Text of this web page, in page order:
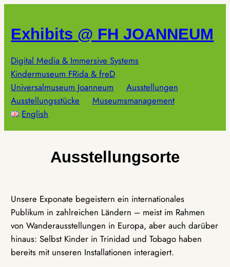
springen
Exhibits @ FH JOANNEUM
Digital Media & Immersive Systems
Kindermuseum FRida & freD
Universalmuseum Joanneum
Ausstellungen
Ausstellungsstücke
Museumsmanagement
English
Ausstellungsorte
Unsere Exponate begeistern ein internationales
Publikum in zahlreichen Ländern – meist im Rahmen
von Wanderausstellungen in Europa, aber auch darüber
hinaus: Selbst Kinder in Trinidad und Tobago haben
bereits mit unseren Installationen interagiert.